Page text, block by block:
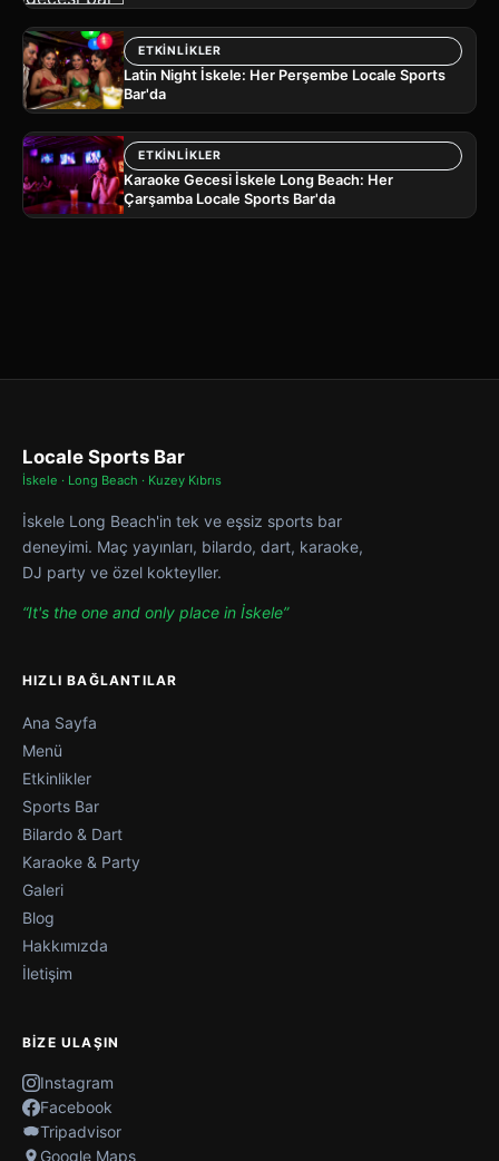
ETKINLIKLER
Latin Night İskele: Her Perşembe Locale Sports
Bar'da
ETKINLIKLER
Karaoke Gecesi İskele Long Beach: Her
Çarşamba Locale Sports Bar'da
Locale Sports Bar
İskele · Long Beach · Kuzey Kıbrıs
İskele Long Beach'in tek ve eşsiz sports bar
deneyimi. Maç yayınları, bilardo, dart, karaoke,
DJ party ve özel kokteyller.
“It's the one and only place in İskele”
HIZLI BAĞLANTILAR
Ana Sayfa
Menü
Etkinlikler
Sports Bar
Bilardo & Dart
Karaoke & Party
Galeri
Blog
Hakkımızda
İletişim
BIZE ULAŞIN
Instagram
Facebook
Tripadvisor
Google Maps